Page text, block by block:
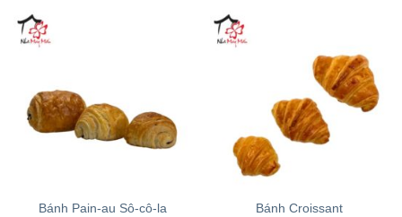
Bánh Pain-au Sô-cô-la
Bánh Croissant